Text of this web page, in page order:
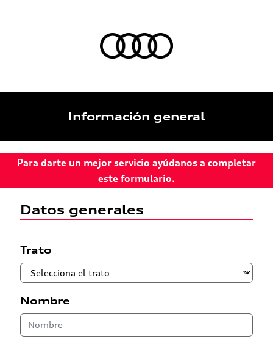
Información general
Para darte un mejor servicio ayúdanos a completar
este formulario.
Datos generales
Trato
Nombre